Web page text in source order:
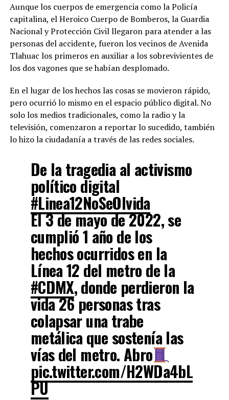
Aunque los cuerpos de emergencia como la Policía
capitalina, el Heroico Cuerpo de Bomberos, la Guardia
Nacional y Protección Civil llegaron para atender a las
personas del accidente, fueron los vecinos de Avenida
Tlahuac los primeros en auxiliar a los sobrevivientes de
los dos vagones que se habían desplomado.
En el lugar de los hechos las cosas se movieron rápido,
pero ocurrió lo mismo en el espacio público digital. No
solo los medios tradicionales, como la radio y la
televisión, comenzaron a reportar lo sucedido, también
lo hizo la ciudadanía a través de las redes sociales.
De la tragedia al activismo
político digital
#Linea12NoSeOlvida
El 3 de mayo de 2022, se
cumplió 1 año de los
hechos ocurridos en la
Línea 12 del metro de la
#CDMX, donde perdieron la
vida 26 personas tras
colapsar una trabe
metálica que sostenía las
vías del metro. Abro
pic.twitter.com/H2WDa4bL
PU